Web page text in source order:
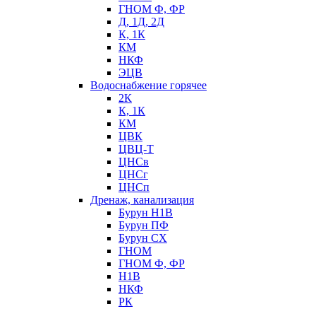
ГНОМ Ф, ФР
Д, 1Д, 2Д
К, 1К
КМ
НКФ
ЭЦВ
Водоснабжение горячее
2К
К, 1К
КМ
ЦВК
ЦВЦ-Т
ЦНСв
ЦНСг
ЦНСп
Дренаж, канализация
Бурун Н1В
Бурун ПФ
Бурун СХ
ГНОМ
ГНОМ Ф, ФР
Н1В
НКФ
РК